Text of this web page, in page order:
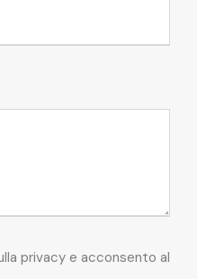
privacy e acconsento al